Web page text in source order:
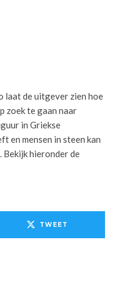
laat de uitgever zien hoe
zoek te gaan naar
in Griekse
en mensen in steen kan
Bekijk hieronder de
TWEET